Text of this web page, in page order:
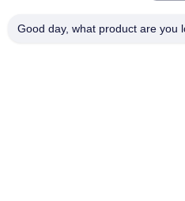
Good day, what product are you